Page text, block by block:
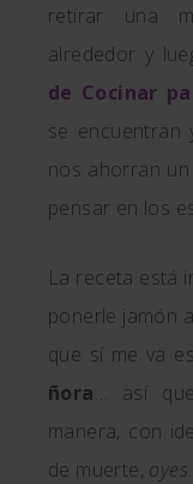
retirar una
alrededor y
de Cocinar
se encuentran
nos ahorran
pensar en los
La receta está
ponerle jamón
que sí me va
ñora… así
manera, con
de muerte, oyes.